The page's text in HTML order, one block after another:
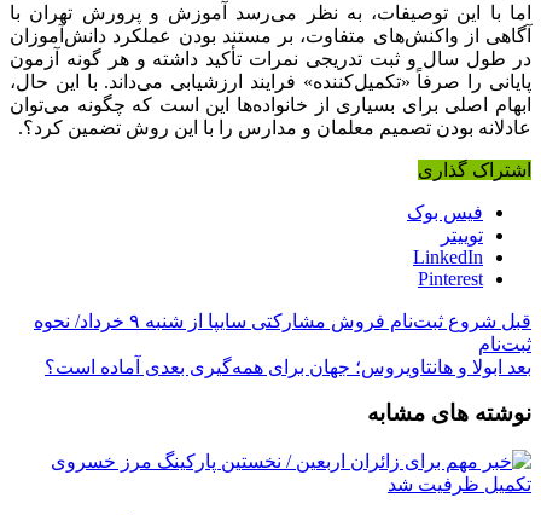
اما با این توصیفات، به نظر می‌رسد آموزش و پرورش تهران با
آگاهی از واکنش‌های متفاوت، بر مستند بودن عملکرد دانش‌آموزان
در طول سال و ثبت تدریجی نمرات تأکید داشته و هر گونه آزمون
پایانی را صرفاً «تکمیل‌کننده» فرایند ارزشیابی می‌داند. با این حال،
ابهام اصلی برای بسیاری از خانواده‌ها این است که چگونه می‌توان
عادلانه بودن تصمیم معلمان و مدارس را با این روش تضمین کرد؟.
اشتراک گذاری
فیس بوک
توییتر
LinkedIn
Pinterest
قبل
شروع ثبت‌نام فروش مشارکتی سایپا از شنبه ۹ خرداد/ نحوه
ثبت‌نام
بعد ابولا و هانتاویروس؛ جهان برای همه‌گیری بعدی آماده است؟
نوشته های مشابه